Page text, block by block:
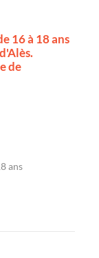
16 à 18 ans
de
ans